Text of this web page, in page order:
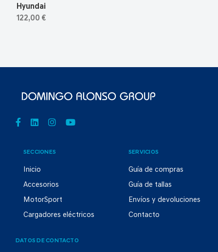
Hyundai
122,00 €
SECCIONES
Inicio
Accesorios
MotorSport
Cargadores eléctricos
SERVICIOS
Guía de compras
Guía de tallas
Envíos y devoluciones
Contacto
DATOS DE CONTACTO